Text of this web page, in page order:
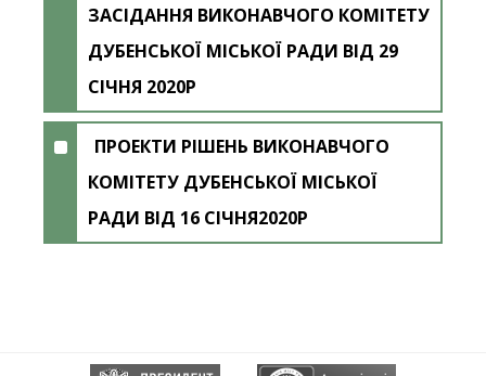
ЗАСІДАННЯ ВИКОНАВЧОГО КОМІТЕТУ
ДУБЕНСЬКОЇ МІСЬКОЇ РАДИ ВІД 29
СІЧНЯ 2020Р
ПРОЕКТИ РІШЕНЬ ВИКОНАВЧОГО
КОМІТЕТУ ДУБЕНСЬКОЇ МІСЬКОЇ
РАДИ ВІД 16 СІЧНЯ2020Р